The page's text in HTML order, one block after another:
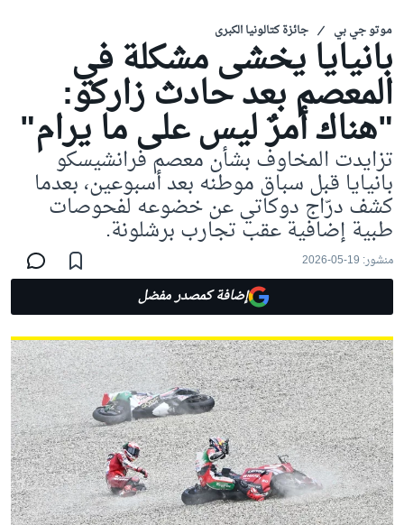
موتو جي بي جائزة كتالونيا الكبرى
بانيايا يخشى مشكلة في
المعصم بعد حادث زاركو:
"هناك أمرٌ ليس على ما يرام"
تزايدت المخاوف بشأن معصم فرانشيسكو
بانيايا قبل سباق موطنه بعد أسبوعين، بعدما
كشف درّاج دوكاتي عن خضوعه لفحوصات
طبية إضافية عقب تجارب برشلونة.
منشور: 19-05-2026
إضافة كمصدر مفضل